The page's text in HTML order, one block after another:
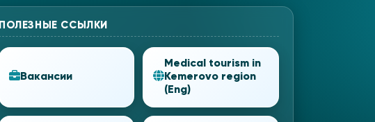
ПОЛЕЗНЫЕ ССЫЛКИ
Вакансии
Medical tourism in
Kemerovo region
(Eng)